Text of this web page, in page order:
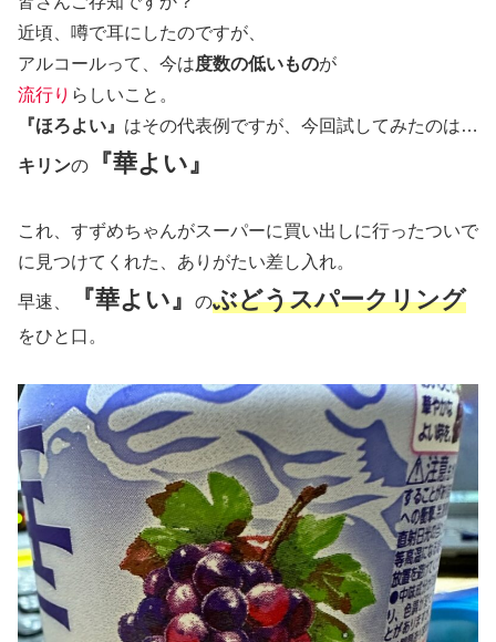
近頃、噂で耳にしたのですが、
アルコールって、今は度数の低いものが
流行り らしいこと。
『ほろよい』 はその代表例ですが、今回試してみたのは…
キリンの 『華よい』
これ、すずめちゃんがスーパーに買い出しに行ったついで
に見つけてくれた、ありがたい差し入れ。
早速、 『華よい』 のぶどうスパークリング
をひと口。